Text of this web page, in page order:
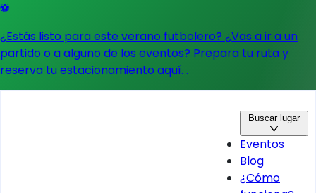
⚽
¿Estás listo para este verano futbolero? ¿Vas a ir a un
partido o a alguno de los eventos? Prepara tu ruta y
reserva tu estacionamiento aquí. .
Buscar lugar
Eventos
Blog
¿Cómo